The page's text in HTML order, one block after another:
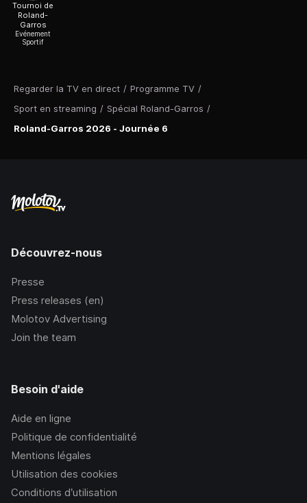
Regarder la TV en direct / Programme TV /
Sport en streaming / Spécial Roland-Garros /
Roland-Garros 2026 - Journée 6
Tournoi de
Roland-
Garros
Evénement
Sportif
Découvrez-nous
Presse
Press releases (en)
Molotov Advertising
Join the team
Besoin d'aide
Aide en ligne
Politique de confidentialité
Mentions légales
Utilisation des cookies
Conditions d’utilisation